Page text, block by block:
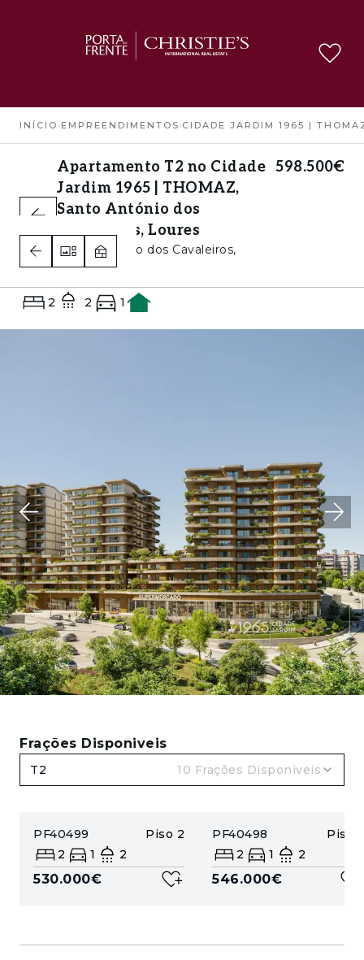
INÍCIO › EMPREENDIMENTOS ›CIDADE JARDIM 1965 |
Apartamento T2 no Cidade
Jardim 1965 | THOMAZ,
Santo António dos
Cavaleiros, Loures
Santo António dos Cavaleiros,
Loures
598.500€
2 2 1
Frações Disponiveis
T2 10 Frações Disponiveis
PF40499 Piso 2
2
1 2
530.000€
PF40498 Piso
2
1 2
546.000€